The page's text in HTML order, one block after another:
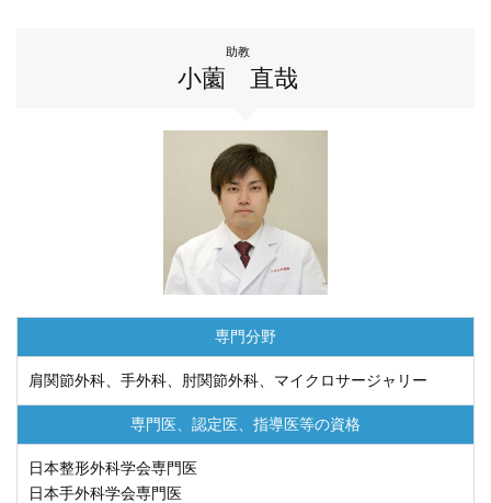
助教
小薗 直哉
専門分野
肩関節外科、手外科、肘関節外科、マイクロサージャリー
専門医、認定医、 指導医等の資格
⽇本整形外科学会専⾨医
日本手外科学会専門医